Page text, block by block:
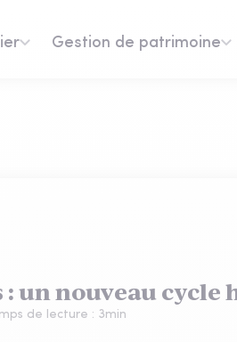
Gestion de patrimoine
un nouveau cycle
de lecture : 3min